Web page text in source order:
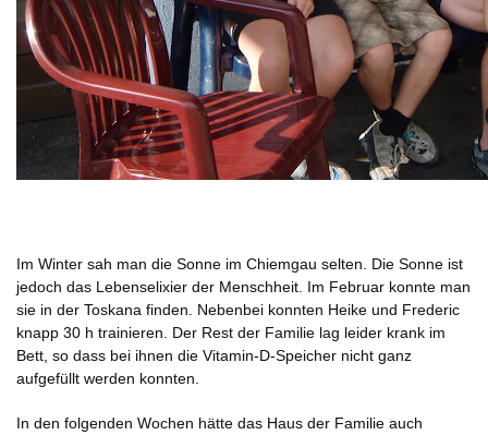
Im Winter sah man die Sonne im Chiemgau selten. Die Sonne ist
jedoch das Lebenselixier der Menschheit. Im Februar konnte man
sie in der Toskana finden. Nebenbei konnten Heike und Frederic
knapp 30 h trainieren. Der Rest der Familie lag leider krank im
Bett, so dass bei ihnen die Vitamin-D-Speicher nicht ganz
aufgefüllt werden konnten.
In den folgenden Wochen hätte das Haus der Familie auch